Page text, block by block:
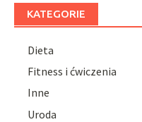
KATEGORIE
Dieta
Fitness i ćwiczenia
Inne
Uroda